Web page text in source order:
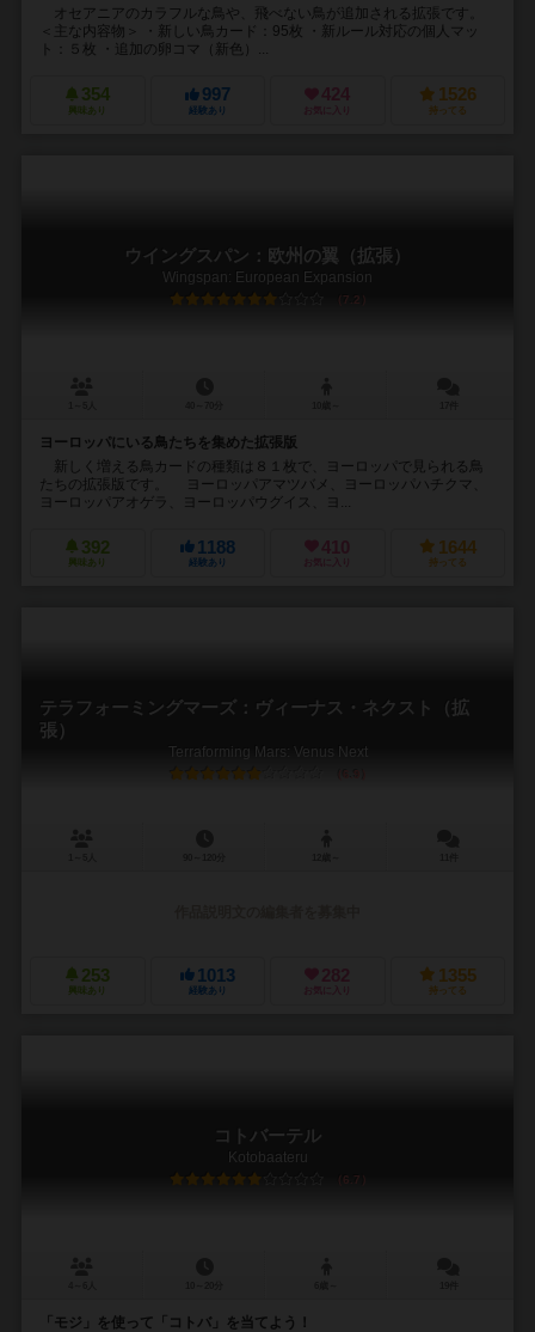
オセアニアのカラフルな鳥や、飛べない鳥が追加される拡張です。
＜主な内容物＞ ・新しい鳥カード：95枚 ・新ルール対応の個人マッ
ト：５枚 ・追加の卵コマ（新色）...
354
興味あり
997
経験あり
424
お気に入り
1526
持ってる
ウイングスパン：欧州の翼（拡張）
Wingspan: European Expansion
7.2
ヨーロッパにいる鳥たちを集めた拡張版
新しく増える鳥カードの種類は８１枚で、ヨーロッパで見られる鳥
たちの拡張版です。 ヨーロッパアマツバメ、ヨーロッパハチクマ、
ヨーロッパアオゲラ、ヨーロッパウグイス、ヨ...
392
興味あり
1188
経験あり
410
お気に入り
1644
持ってる
テラフォーミングマーズ：ヴィーナス・ネクスト（拡
張）
Terraforming Mars: Venus Next
253
興味あり
1013
経験あり
282
お気に入り
1355
持ってる
コトバーテル
Kotobaateru
6.7
「モジ」を使って「コトバ」を当てよう！